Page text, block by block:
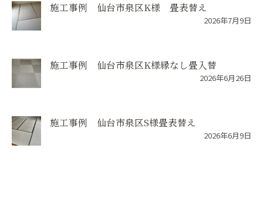
施工事例 仙台市泉区K様 畳表替え
2026年7月9日
施工事例 仙台市泉区K様縁なし畳入替
2026年6月26日
施工事例 仙台市泉区S様畳表替え
2026年6月9日